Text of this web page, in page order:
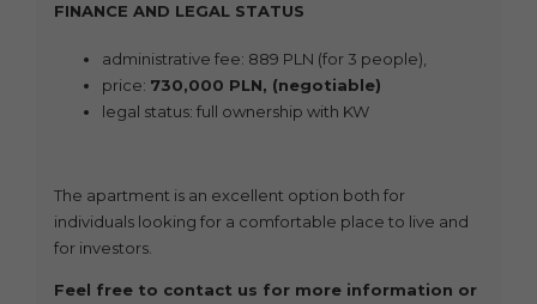
FINANCE AND LEGAL STATUS
administrative fee: 889 PLN (for 3 people),
price: 730,000 PLN, (negotiable)
legal status: full ownership with KW
The apartment is an excellent option both for
individuals looking for a comfortable place to live and
for investors.
Feel free to contact us for more information or